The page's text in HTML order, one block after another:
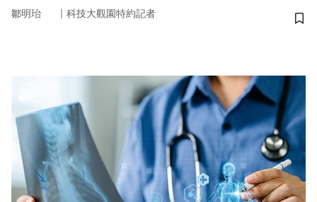
鄒明珆 ｜ 科技大觀園特約記者
儲